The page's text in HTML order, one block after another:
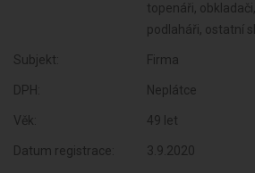
topenáři,
podlaháři, ostatní
Subjekt: Firma
DPH: Neplátce
Věk: 49 let
Datum registrace: 3.9.2020